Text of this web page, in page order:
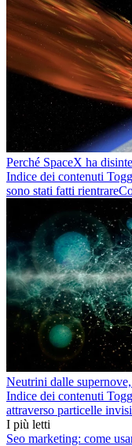
Perché SpaceX ha
Indice dei contenuti
sono stati fatti
Neutrini dalle
Indice dei contenuti
attraverso particelle
I più letti
Seo marketing: come